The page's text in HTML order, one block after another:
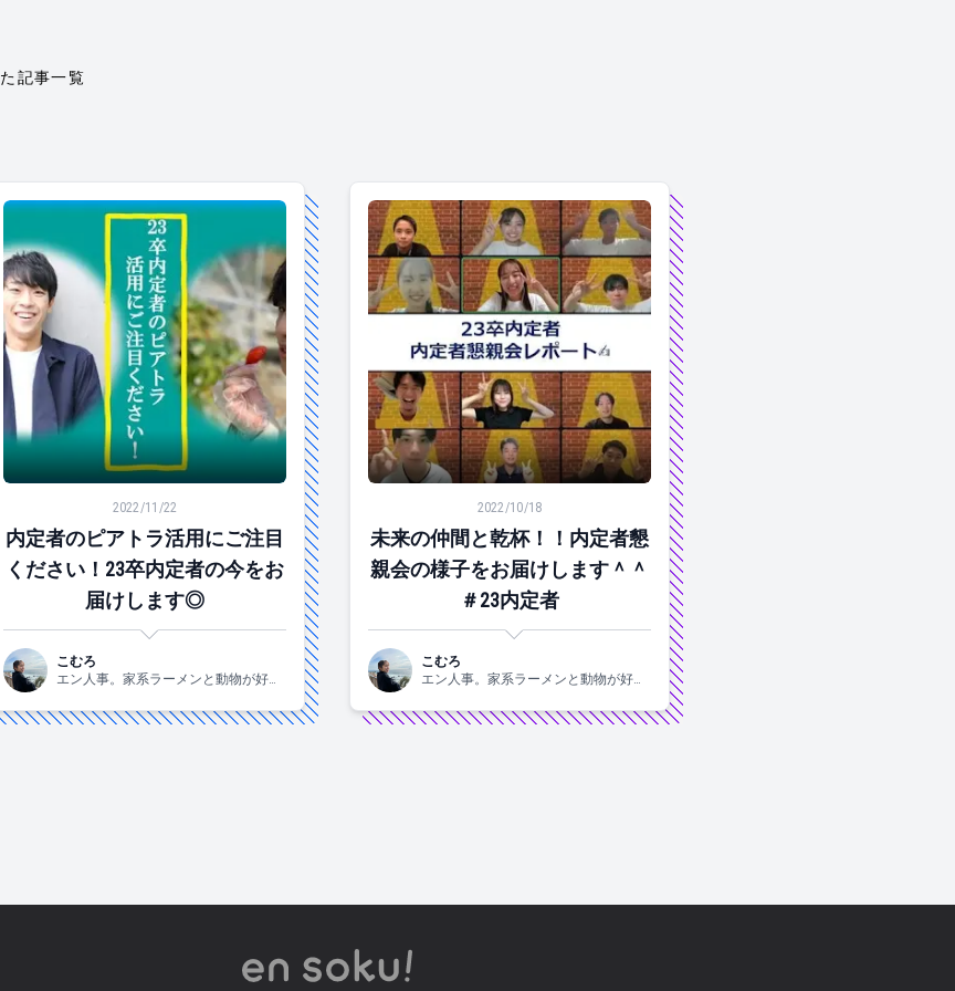
記事一覧
内定者のピアトラ活用にご注目ください！23卒内定者の今をお届けします◎
2022/11/22
内定者のピアトラ活用にご注目
ください！23卒内定者の今をお
届けします◎
こむろ
エン人事。家系ラーメンと動物が好
未来の仲間と乾杯！！内定者懇親会の様子をお届けします＾＾＃23内定者
2022/10/18
未来の仲間と乾杯！！内定者懇
親会の様子をお届けします＾＾
＃23内定者
こむろ
エン人事。家系ラーメンと動物が好